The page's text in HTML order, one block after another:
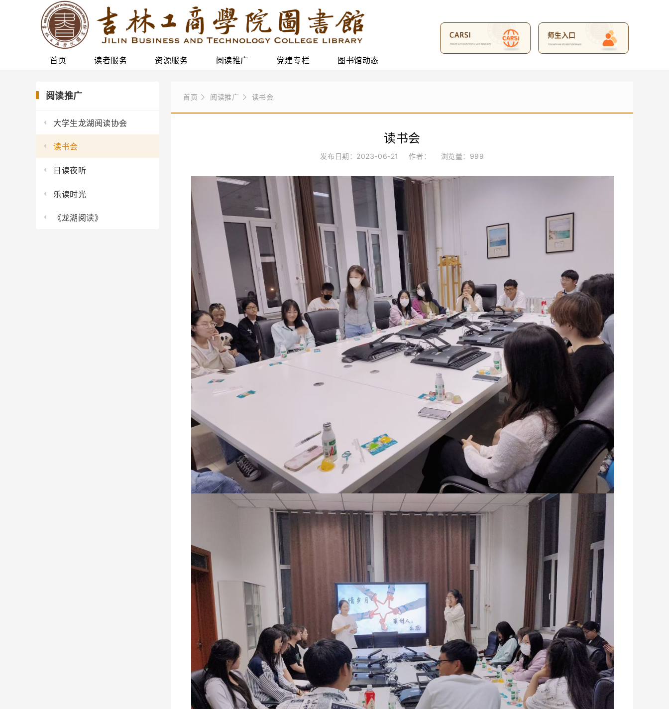
首页 读者服务 资源服务 阅读推广 党建专栏 图书馆动态
阅读推广
大学生龙湖阅读协会
读书会
日读夜听
乐读时光
《龙湖阅读》
首页 阅读推广 读书会
读书会
发布日期：2023-06-21 作者： 浏览量： 999